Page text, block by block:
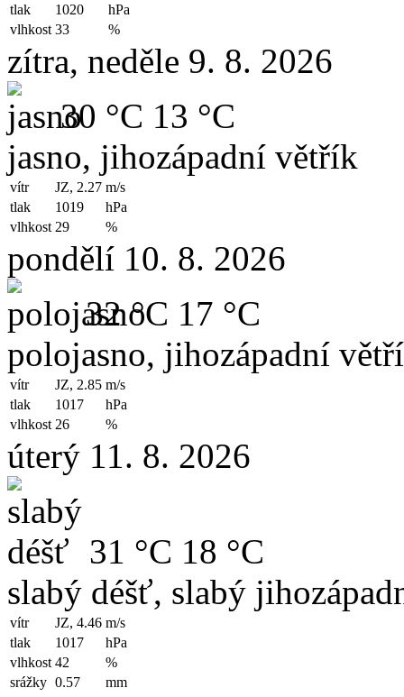
tlak
1020
hPa
vlhkost 33 %
zítra, neděle 9. 8. 2026
30 °C 13 °C
jasno, jihozápadní větřík
vítr JZ, 2.27 m/s
tlak
1019
hPa
vlhkost 29 %
pondělí 10. 8. 2026
32 °C 17 °C
polojasno, jihozápadní
vítr JZ, 2.85 m/s
tlak
1017
hPa
vlhkost 26 %
úterý 11. 8. 2026
31 °C 18 °C
slabý déšť, slabý
vítr JZ, 4.46 m/s
tlak
1017
hPa
vlhkost 42
%
srážky 0.57 mm